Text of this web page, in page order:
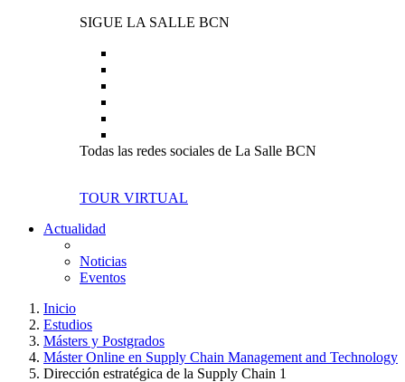
SIGUE LA SALLE BCN
Todas las redes sociales de La Salle BCN
TOUR VIRTUAL
Actualidad
Noticias
Eventos
Inicio
Estudios
Másters y Postgrados
Máster Online en Supply Chain Management and Technology
Dirección estratégica de la Supply Chain 1